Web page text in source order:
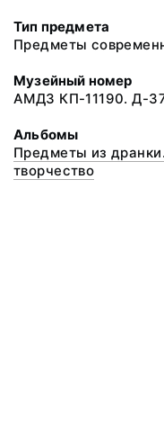
Тип предмета
Предметы
Музейный номер
АМДЗ КП-11190. Д-
Альбомы
Предметы из
творчество